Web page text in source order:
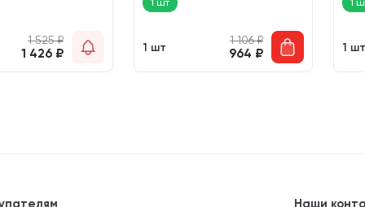
1 525₽
1 426 ₽
1 шт
1 шт
1 106₽
964 ₽
шт)
1
1 шт
Наши